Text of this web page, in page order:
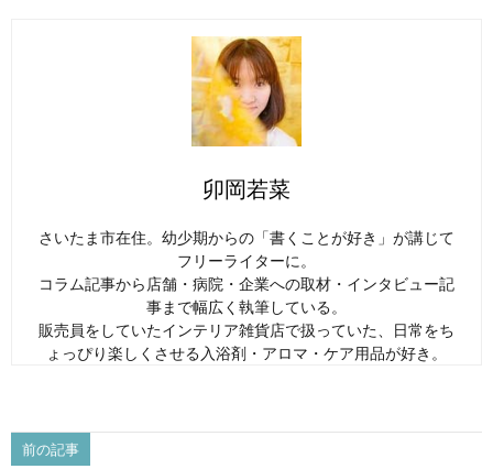
卯岡若菜
さいたま市在住。幼少期からの「書くことが好き」が講じて
フリーライターに。
コラム記事から店舗・病院・企業への取材・インタビュー記
事まで幅広く執筆している。
販売員をしていたインテリア雑貨店で扱っていた、日常をち
ょっぴり楽しくさせる入浴剤・アロマ・ケア用品が好き。
前の記事